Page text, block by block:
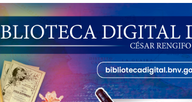
Una Parálisis [material gráfico]
Modesta Bor Sánchez [material gráfico]
Gaceta Oficial de la República de Venezuela año CXXXIII
Catálogo temático de obras de Modesta Bor